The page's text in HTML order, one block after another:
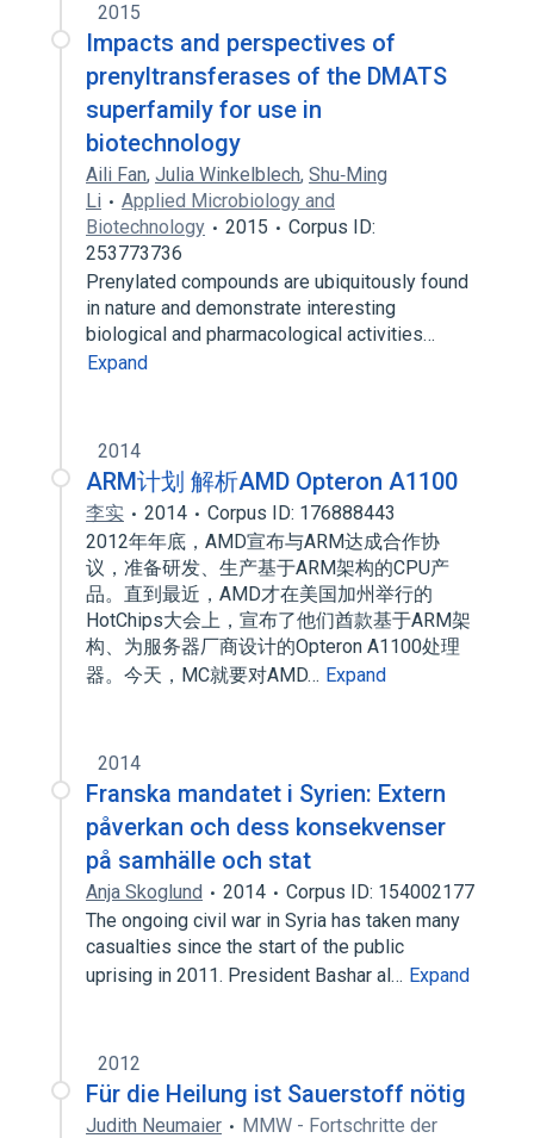
2015
Impacts and perspectives of
prenyltransferases of the DMATS
superfamily for use in
biotechnology
Aili Fan, Julia Winkelblech, Shu‐Ming
Li
Applied Microbiology and
Biotechnology
2015
Corpus ID:
253773736
Prenylated compounds are ubiquitously found
in nature and demonstrate interesting
biological and pharmacological activities…
Expand
2014
ARM计划 解析AMD Opteron A1100
李实 2014
Corpus ID: 176888443
2012年年底，AMD宣布与ARM达成合作协
议，准备研发、生产基于ARM架构的CPU产
品。直到最近，AMD才在美国加州举行的
HotChips大会上，宣布了他们酋款基于ARM架
构、为服务器厂商设计的Opteron A1100处理
器。今天，MC就要对AMD… Expand
2014
Franska mandatet i Syrien: Extern
påverkan och dess konsekvenser
på samhälle och stat
Anja Skoglund 2014
Corpus ID: 154002177
The ongoing civil war in Syria has taken many
casualties since the start of the public
uprising in 2011. President Bashar al… Expand
2012
Für die Heilung ist Sauerstoff nötig
Judith Neumaier
MMW - Fortschritte der